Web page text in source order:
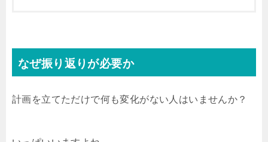
なぜ振り返りが必要か
計画を立てただけで何も変化がない人はいませんか？